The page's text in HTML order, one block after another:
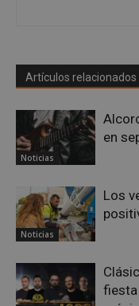
Artículos relacionados
Noticias
en
Noticias
Los
fiesta